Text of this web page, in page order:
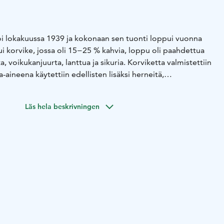
lokakuussa 1939 ja kokonaan sen tuonti loppui vuonna
korvike, jossa oli 15−25 % kahvia, loppu oli paahdettua
voikukanjuurta, lanttua ja sikuria. Korviketta valmistettiin
aineena käytettiin edellisten lisäksi herneitä,
tuli vastike, joka oli tehty pelkästään korvikeaineista.
Läs hela beskrivningen